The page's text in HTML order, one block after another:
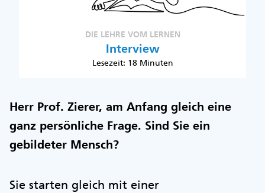
DIE LEHRE VOM LERNEN
Interview
Lesezeit: 18 Minuten
Herr Prof. Zierer, am Anfang gleich eine
ganz persönliche Frage. Sind Sie ein
gebildeter Mensch?
Sie starten gleich mit einer